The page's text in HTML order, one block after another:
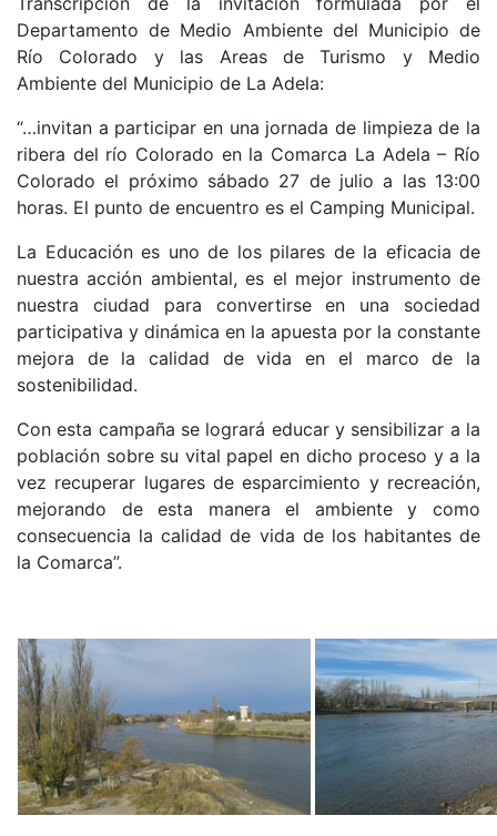
Departamento de Medio Ambiente del Municipio de
Río Colorado y las Areas de Turismo y Medio
Ambiente del Municipio de La Adela:
“…invitan a participar en una jornada de limpieza de la
ribera del río Colorado en la Comarca La Adela – Río
Colorado el próximo sábado 27 de julio a las 13:00
horas. El punto de encuentro es el Camping Municipal.
La Educación es uno de los pilares de la eficacia de
nuestra acción ambiental, es el mejor instrumento de
nuestra ciudad para convertirse en una sociedad
participativa y dinámica en la apuesta por la constante
mejora de la calidad de vida en el marco de la
sostenibilidad.
Con esta campaña se logrará educar y sensibilizar a la
población sobre su vital papel en dicho proceso y a la
vez recuperar lugares de esparcimiento y recreación,
mejorando de esta manera el ambiente y como
consecuencia la calidad de vida de los habitantes de
la Comarca”.